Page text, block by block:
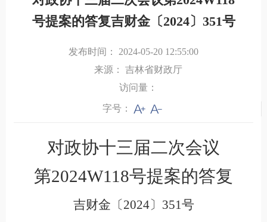
号提案的答复吉财金〔2024〕351号
发布时间： 2024-05-20 12:55:00
来源：
吉林省财政厅
访问量：
字号：
对政协十三届二次会议
第2024W118号提案的答复
吉财金〔2024〕351号